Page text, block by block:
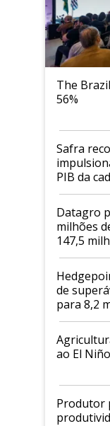
The
56%
Safra
PIB da
biodiesel
Datagro
milhões
147,5
2026/27
de
para 8,2
ao El Niño
Produtor